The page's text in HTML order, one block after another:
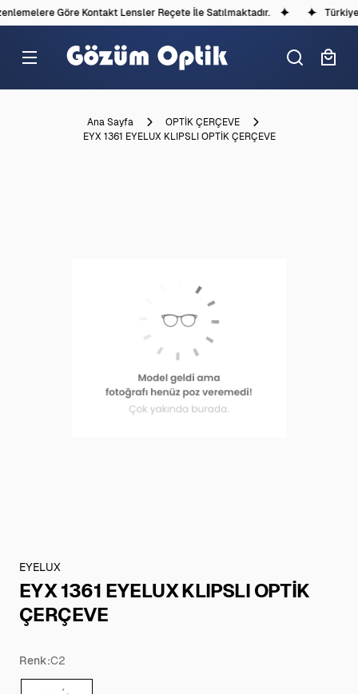
Göre Kontakt Lensler Reçete İle Satılmaktadır.
Ana Sayfa
OPTİK ÇERÇEVE
EYX 1361 EYELUX KLIPSLI OPTİK ÇERÇEVE
EYELUX
EYX 1361 EYELUX KLIPSLI OPTİK
ÇERÇEVE
Renk:C2